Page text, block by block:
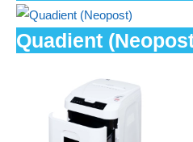
Quadient